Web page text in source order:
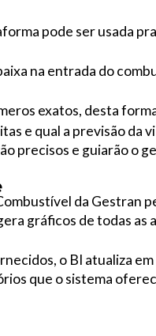
pode ser usada
na entrada do
exatos, desta
e qual a previsão da
precisos e guiarão o
da Gestran
gráficos de todas
o BI atualiza
que o sistema